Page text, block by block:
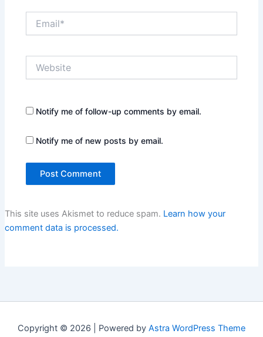
Notify me of follow-up comments by email.
Notify me of new posts by email.
This site uses Akismet to reduce spam. Learn how your
comment data is processed.
Copyright © 2026 | Powered by Astra WordPress Theme